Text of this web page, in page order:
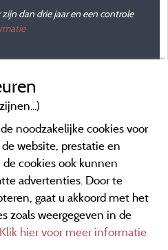
dan drie jaar en een controle
noodzakelijke cookies voor
website, prestatie en
cookies ook kunnen
advertenties. Door te
gaat u akkoord met het
zoals weergegeven in de
Klik hier voor meer informatie